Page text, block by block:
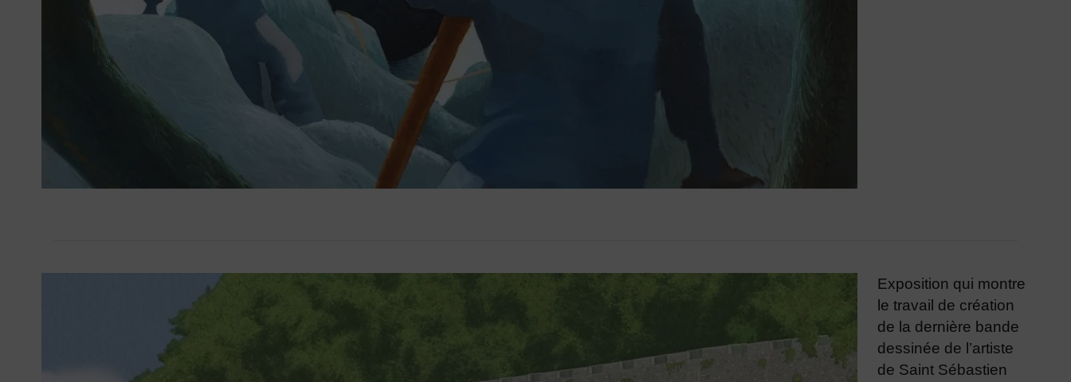
Exposition qui montre
le travail de création
de la dernière bande
dessinée de l’artiste
de Saint Sébastien